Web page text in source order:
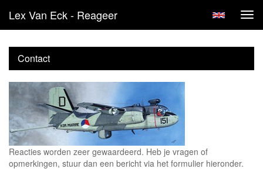
Lex Van Eck - Reageer
Contact
Reacties worden zeer gewaardeerd. Heb je vragen of
opmerkingen, stuur dan een bericht via het formulier hieronder.